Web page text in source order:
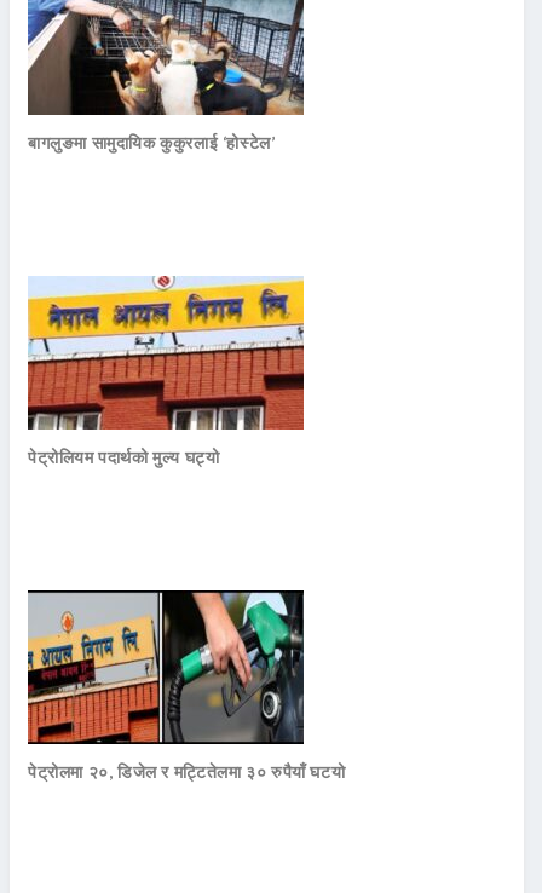
बागलुङमा सामुदायिक कुकुरलाई ‘होस्टेल’
पेट्रोलियम पदार्थको मुल्य घट्यो
पेट्रोलमा २०, डिजेल र मट्टितेलमा ३० रुपैयाँ घटयो